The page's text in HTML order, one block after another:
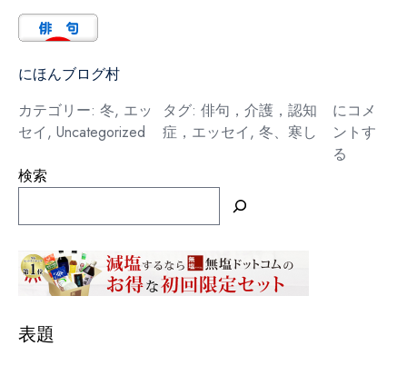
にほんブログ村
カテゴリー: 冬, エッ
セイ, Uncategorized
タグ: 俳句，介護，認知
症，エッセイ, 冬、寒し
寒
し
にコメ
ントす
る
検索
表題